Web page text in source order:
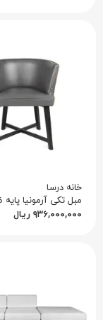
خانه درسا
مبل تکی آرمونیا
۹۳۶,۰۰۰,۰۰۰ ریال